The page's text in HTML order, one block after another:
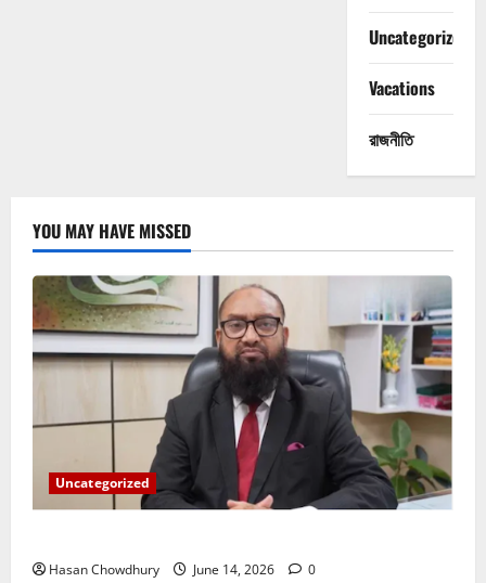
Uncategorized
Vacations
রাজনীতি
YOU MAY HAVE MISSED
Uncategorized
Hasan Chowdhury June 14, 2026 0